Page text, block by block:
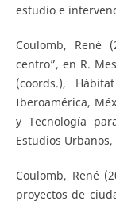
estudio e
Coulomb, René
centro”, en R.
(coords.),
Iberoamérica,
y Tecnología
Estudios
Coulomb, René
proyectos de